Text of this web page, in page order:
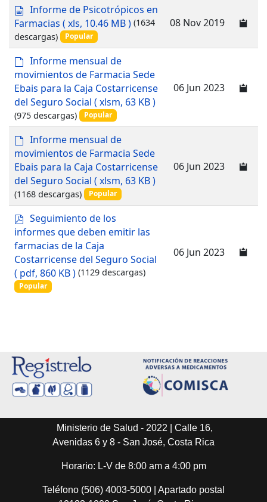
s
h
e
e
s
p
r
e
a
d
s
h
e
e
t
Informe de Psicotrópicos en
Farmacias ( xls, 10.46 MB ) (1634
descargas)
Popular
08 Nov 2019
d
e
f
a
u
l
t
Informe mensual de
movimientos de Farmacia Sede
Ebais para la Caja Costarricense
del Seguro Social ( xlsm, 63 KB )
(975 descargas) Popular
06 Jun 2023
d
e
f
a
u
l
t
Informe mensual de
movimientos de Farmacia Sede
Ebais para la Caja Costarricense
del Seguro Social ( xlsm, 63 KB )
(1168 descargas) Popular
06 Jun 2023
p
d
f
Seguimiento de los
informes que deben emitir las
farmacias de la Caja
Costarricense del Seguro Social
( pdf, 860 KB ) (1129 descargas)
Popular
06 Jun 2023
Ministerio de Salud - 2022 | Calle 16,
Avenidas 6 y 8 - San José, Costa Rica
Horario: L-V de 8:00 am a 4:00 pm
Teléfono (506) 4003-5000 | Apartado postal